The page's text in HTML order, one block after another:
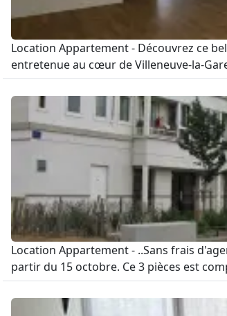
Location Appartement - Découvrez ce
entretenue au cœur de Villeneuve-la-
Location Appartement - ..Sans frais
partir du 15 octobre. Ce 3 pièces est